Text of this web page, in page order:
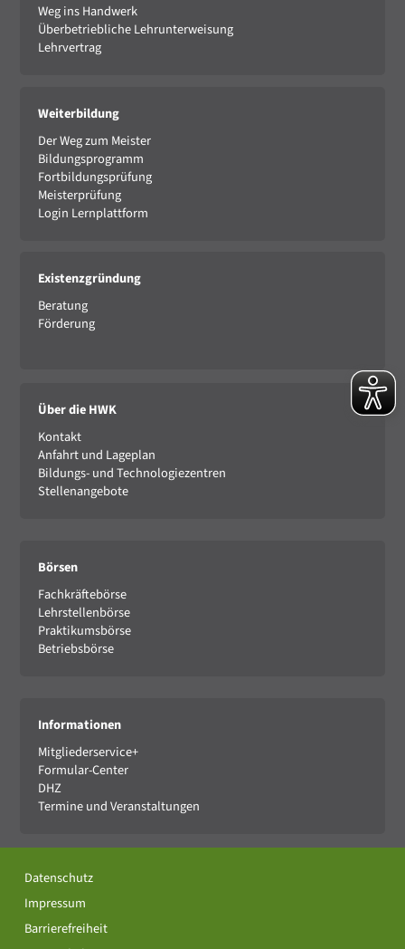
Weg ins Handwerk
Überbetriebliche Lehrunterweisung
Lehrvertrag
Weiterbildung
Der Weg zum Meister
Bildungsprogramm
Fortbildungsprüfung
Meisterprüfung
Login Lernplattform
Existenzgründung
Beratung
Förderung
Über die HWK
Kontakt
Anfahrt und Lageplan
Bildungs- und Technologiezentren
Stellenangebote
Börsen
Fachkräftebörse
Lehrstellenbörse
Praktikumsbörse
Betriebsbörse
Informationen
Mitgliederservice+
Formular-Center
DHZ
Termine und Veranstaltungen
Datenschutz
Impressum
Barrierefreiheit